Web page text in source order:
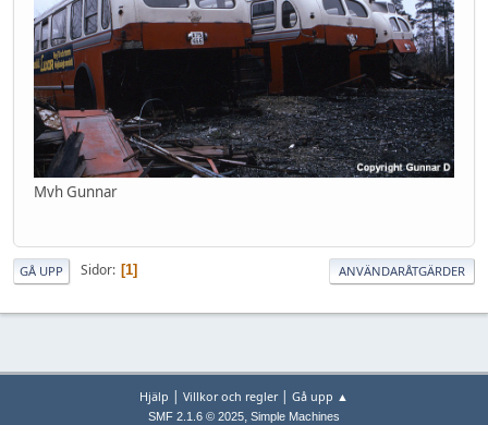
Mvh Gunnar
GÅ UPP Sidor 1 ANVÄNDARÅTGÄRDER
Hjälp | Villkor och regler| Gå upp ▲
SMF 2.1.6 © 2025, Simple Machines